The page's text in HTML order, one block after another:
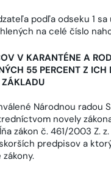
podľa odseku 1
na celé číslo
V KARANTÉNE A
55 PERCENT Z ICH
Národnou radou
novely
zákon č. 461/2003 Z.
predpisov a